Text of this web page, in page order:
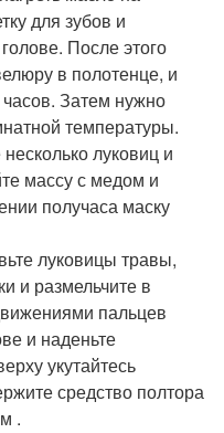
для зубов и
После этого
в полотенце, и
Затем нужно
температуры.
луковиц и
массу с медом и
получаса маску
луковицы травы,
и размельчите в
пальцев
и наденьте
укутайтесь
средство полтора
.